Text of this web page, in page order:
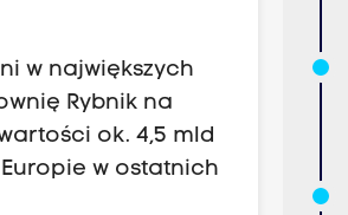
w największych
Rybnik na
ok. 4,5 mld
w ostatnich